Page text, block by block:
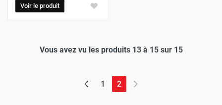
Voir le produit
Vous avez vu les produits 13 à 15 sur 15
1 2(page actuelle)